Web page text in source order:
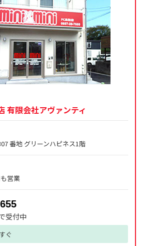
有限会社アヴァンティ
番地 グリーンハピネス1階
営業
受付中
ぐ